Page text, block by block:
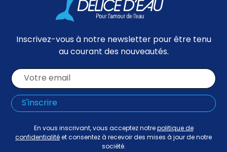
Inscrivez-vous à notre newsletter pour être tenu
au courant des nouveautés.
En vous inscrivant, vous acceptez notre politique de
confidentialité et consentez à recevoir des mises à jour de notre
société.